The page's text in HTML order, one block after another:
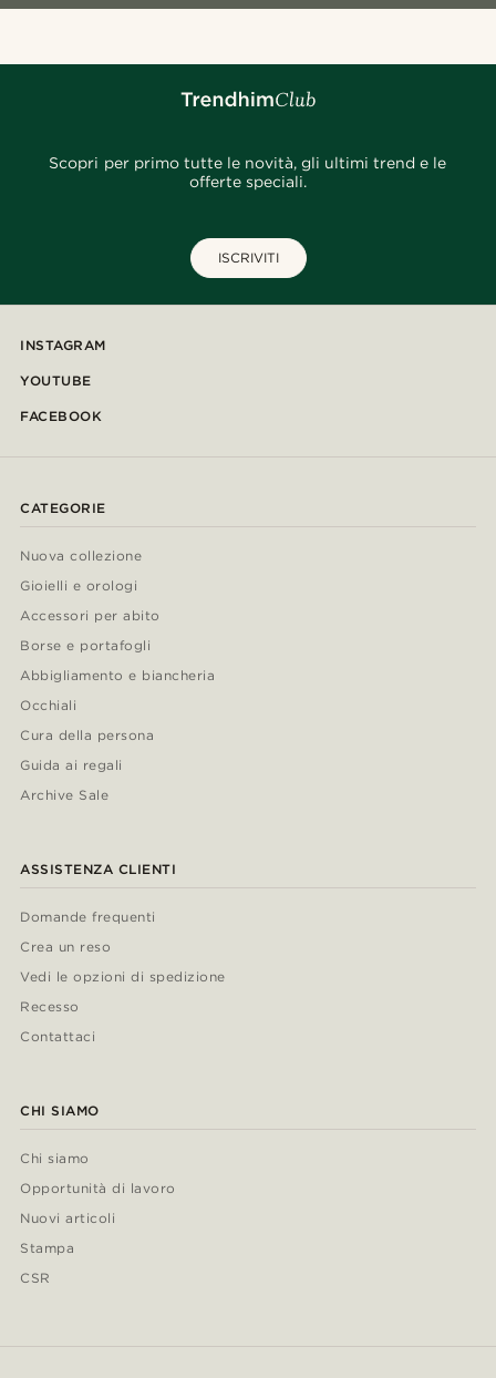
Scopri per primo tutte le novità, gli ultimi trend e le
offerte speciali.
ISCRIVITI
INSTAGRAM
YOUTUBE
FACEBOOK
CATEGORIE
Nuova collezione
Gioielli e orologi
Accessori per abito
Borse e portafogli
Abbigliamento e biancheria
Occhiali
Cura della persona
Guida ai regali
Archive Sale
ASSISTENZA CLIENTI
Domande frequenti
Crea un reso
Vedi le opzioni di spedizione
Recesso
Contattaci
CHI SIAMO
Chi siamo
Opportunità di lavoro
Nuovi articoli
Stampa
CSR